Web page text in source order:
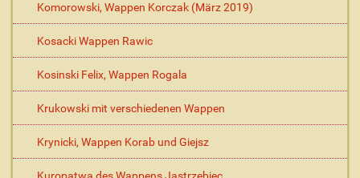
Komorowski, Wappen Korczak (März 2019)
Kosacki Wappen Rawic
Kosinski Felix, Wappen Rogala
Krukowski mit verschiedenen Wappen
Krynicki, Wappen Korab und Giejsz